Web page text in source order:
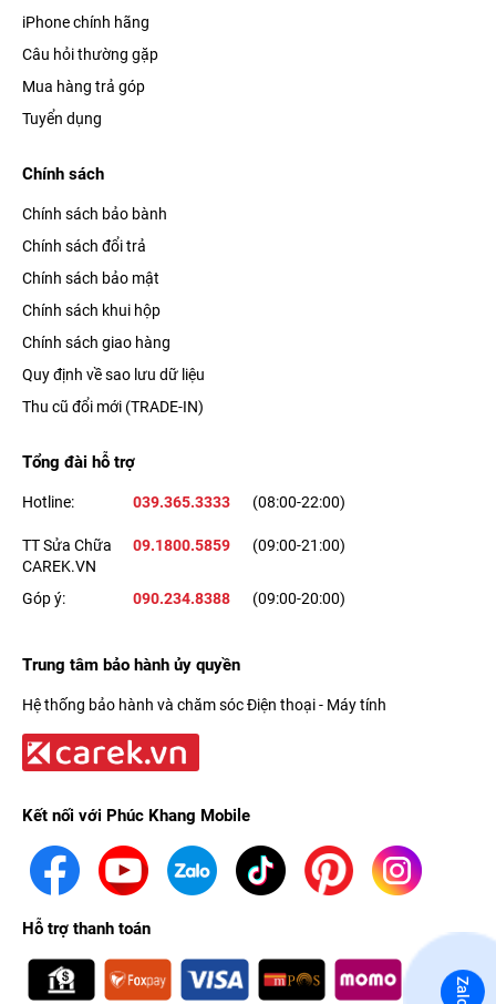
iPhone chính hãng
Câu hỏi thường gặp
Mua hàng trả góp
Tuyển dụng
Chính sách
Chính sách bảo bành
Chính sách đổi trả
Chính sách bảo mật
Chính sách khui hộp
Chính sách giao hàng
Quy định về sao lưu dữ liệu
Thu cũ đổi mới (TRADE-IN)
Tổng đài hỗ trợ
Hotline: 039.365.3333 (08:00-22:00)
TT Sửa Chữa
CAREK.VN
09.1800.5859 (09:00-21:00)
Góp ý: 090.234.8388 (09:00-20:00)
Trung tâm bảo hành ủy quyền
Hệ thống bảo hành và chăm sóc Điện thoại - Máy tính
Kết nối với Phúc Khang Mobile
Hỗ trợ thanh toán
Zalo